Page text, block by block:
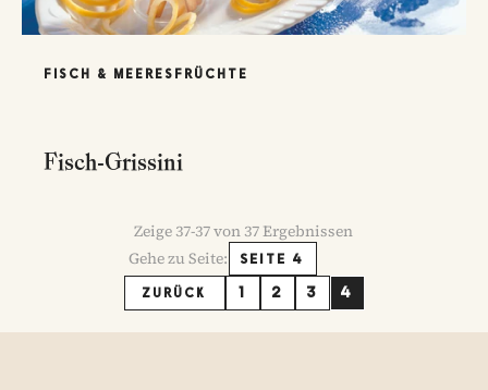
FISCH & MEERESFRÜCHTE
Fisch-Grissini
Zeige37-37von37Ergebnissen
Gehe zu Seite:
SEITE 4
ZURÜCK 1 2 3 4